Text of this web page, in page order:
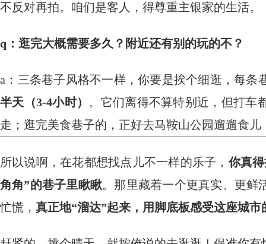
不反对再拍。咱们是客人，得尊重主银家的生活。
q：逛完大概需要多久？附近还有别的玩的不？
a：三条巷子风格不一样，你要是挨个细逛，每条
半天（3-4小时） 。它们离得不算特别近，但打车
走；逛完美食巷子的，正好去马鞍山公园遛遛食
所以说啊，在花都想找点儿不一样的乐子，你真
角角”的巷子里瞅瞅。那里藏着一个更真实、更鲜
忙慌， 真正地“溜达”起来，用脚底板感受这座城市